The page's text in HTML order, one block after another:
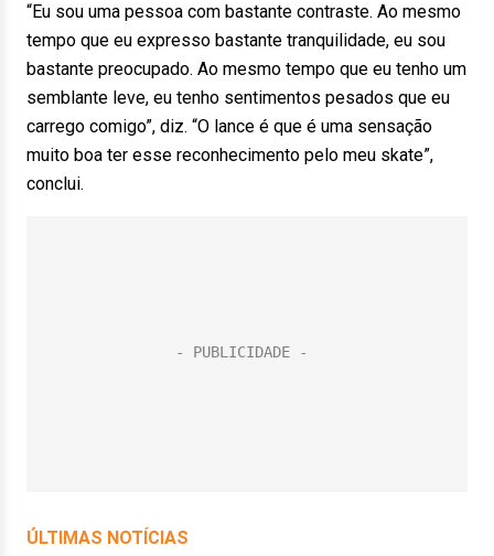
“Eu sou uma pessoa com bastante contraste. Ao mesmo
tempo que eu expresso bastante tranquilidade, eu sou
bastante preocupado. Ao mesmo tempo que eu tenho um
semblante leve, eu tenho sentimentos pesados que eu
carrego comigo”, diz. “O lance é que é uma sensação
muito boa ter esse reconhecimento pelo meu skate”,
conclui.